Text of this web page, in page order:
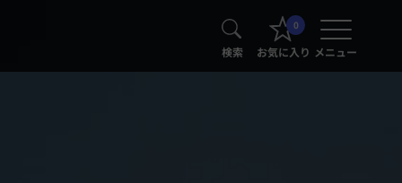
検索
0
お気に入り メニュー